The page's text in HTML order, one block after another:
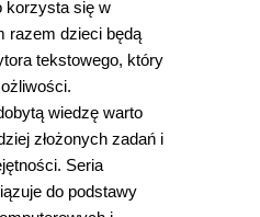
korzysta się w
razem dzieci będą
tekstowego, który
wiedzę warto
złożonych zadań i
Seria
do podstawy